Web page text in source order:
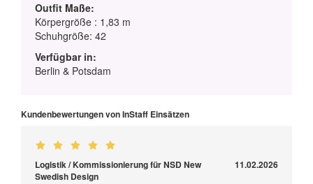
Outfit Maße:
Körpergröße : 1,83 m
Schuhgröße: 42
Verfügbar in:
Berlin & Potsdam
Kundenbewertungen von InStaff Einsätzen
Logistik / Kommissionierung für NSD New
Swedish Design
11.02.2026